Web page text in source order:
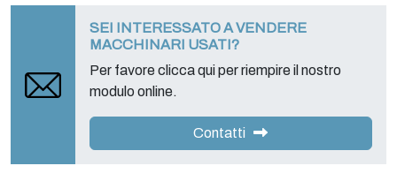
SEI INTERESSATO A VENDERE
MACCHINARI USATI?
Per favore clicca qui per riempire il nostro
modulo online.
Contatti